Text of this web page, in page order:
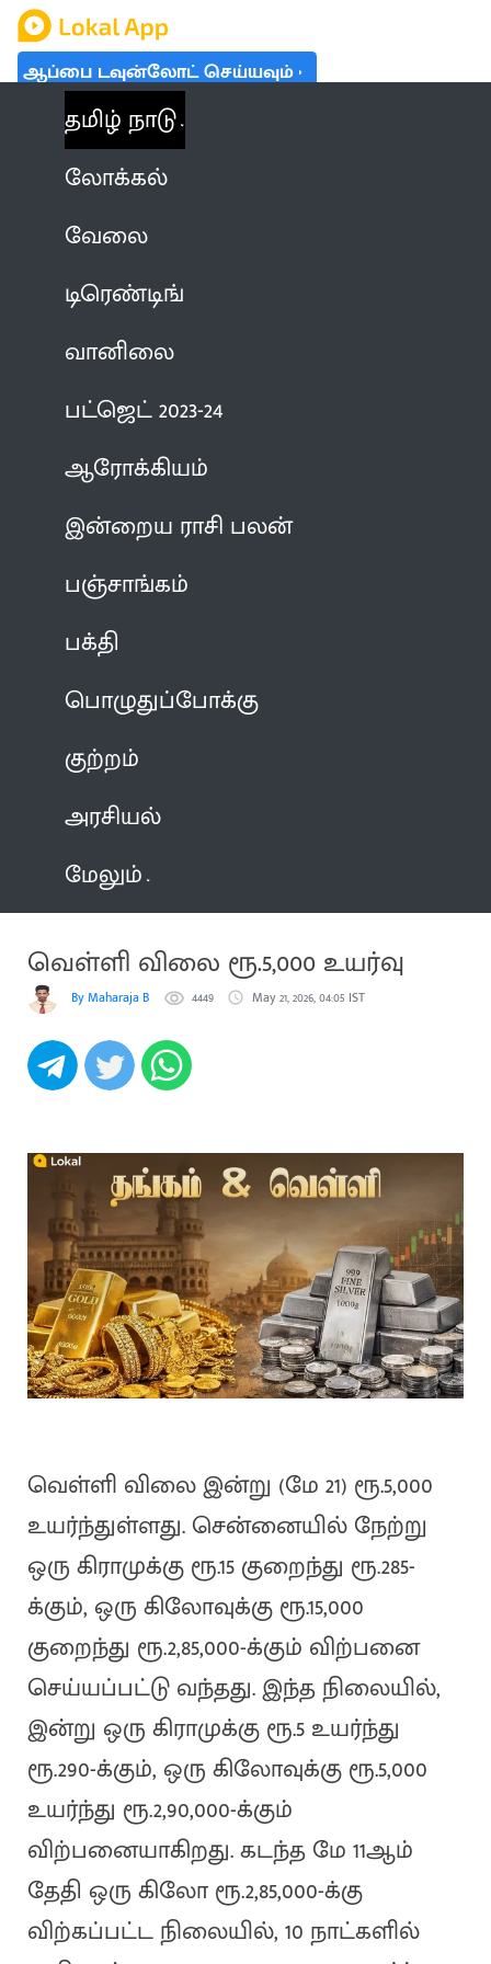
ஆப்பை டவுன்லோட் செய்யவும்
தமிழ் நாடு
லோக்கல்
வேலை
டிரெண்டிங்
வானிலை
பட்ஜெட் 2023-24
ஆரோக்கியம்
இன்றைய ராசி பலன்
பஞ்சாங்கம்
பக்தி
பொழுதுப்போக்கு
குற்றம்
அரசியல்
மேலும்
வெள்ளி விலை ரூ.5,000 உயர்வு
By Maharaja B 4449 May 21, 2026, 04:05 IST
வெள்ளி விலை இன்று (மே 21) ரூ.5,000
உயர்ந்துள்ளது. சென்னையில் நேற்று
ஒரு கிராமுக்கு ரூ.15 குறைந்து ரூ.285-
க்கும், ஒரு கிலோவுக்கு ரூ.15,000
குறைந்து ரூ.2,85,000-க்கும் விற்பனை
செய்யப்பட்டு வந்தது. இந்த நிலையில்,
இன்று ஒரு கிராமுக்கு ரூ.5 உயர்ந்து
ரூ.290-க்கும், ஒரு கிலோவுக்கு ரூ.5,000
உயர்ந்து ரூ.2,90,000-க்கும்
விற்பனையாகிறது. கடந்த மே 11ஆம்
தேதி ஒரு கிலோ ரூ.2,85,000-க்கு
விற்கப்பட்ட நிலையில், 10 நாட்களில்